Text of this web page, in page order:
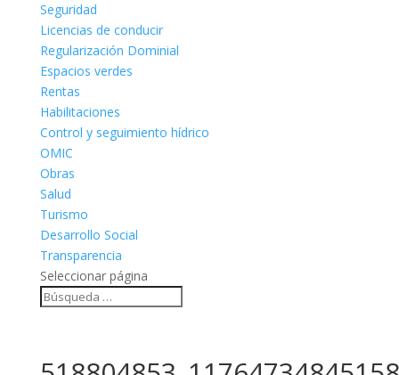
Seguridad
Licencias de conducir
Regularización Dominial
Espacios verdes
Rentas
Habilitaciones
Control y seguimiento hídrico
OMIC
Obras
Salud
Turismo
Desarrollo Social
Transparencia
Seleccionar página